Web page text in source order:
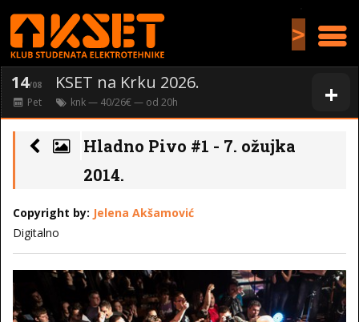
>
+
14/08 KSET na Krku 2026.
Pet knk— 40/26€ — od 20h
Hladno Pivo #1 - 7. ožujka
2014.
Copyright by: Jelena Akšamović
Digitalno